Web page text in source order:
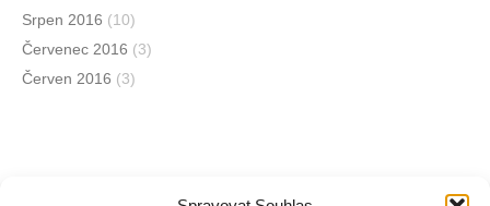
Srpen 2016 (10)
Červenec 2016 (3)
Červen 2016 (3)